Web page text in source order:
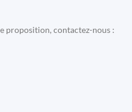
proposition, contactez-nous :